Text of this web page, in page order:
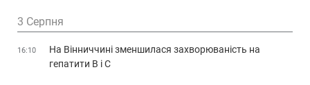
3 Серпня
16:10
На Вінниччині зменшилася захворюваність на
гепатити В і С